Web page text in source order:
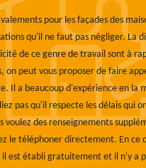
pour les façades des
qu'il ne faut pas négliger. La
de ce genre de travail sont à
on peut vous proposer de faire
Il a beaucoup d'expérience en la
pas qu'il respecte les délais qui
voulez des renseignements
le téléphoner directement. En ce
il est établi gratuitement et il n'y a